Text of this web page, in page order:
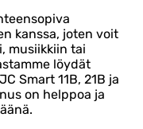
kanssa, joten voit
musiikkiin tai
löydät
Smart 11B, 21B ja
on helppoa ja